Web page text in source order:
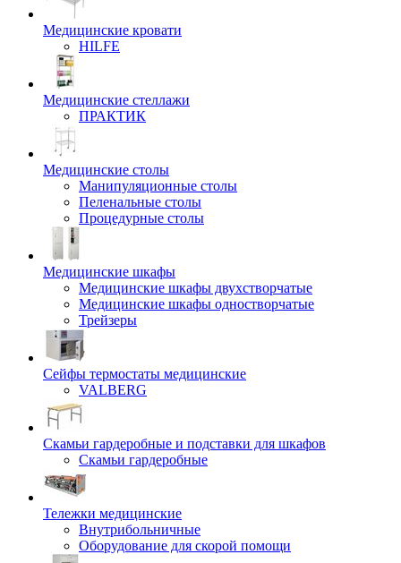
Медицинские кровати
HILFE
Медицинские стеллажи
ПРАКТИК
Медицинские столы
Манипуляционные столы
Пеленальные столы
Процедурные столы
Медицинские шкафы
Медицинские шкафы двухстворчатые
Медицинские шкафы одностворчатые
Трейзеры
Сейфы термостаты медицинские
VALBERG
Скамьи гардеробные и подставки для шкафов
Скамьи гардеробные
Тележки медицинские
Внутрибольничные
Оборудование для скорой помощи